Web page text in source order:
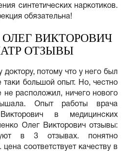
синтетических наркотиков.
обязательна!
ВИКТОРОВИЧ
ОТЗЫВЫ
потому что у него был
таки большой опыт. Но, честно
не расположил, ничего нового
Опыт работы врача
в медицинских
Олег Викторович отзывы:
в 3 отзывах. понятно
соответствует качеству в